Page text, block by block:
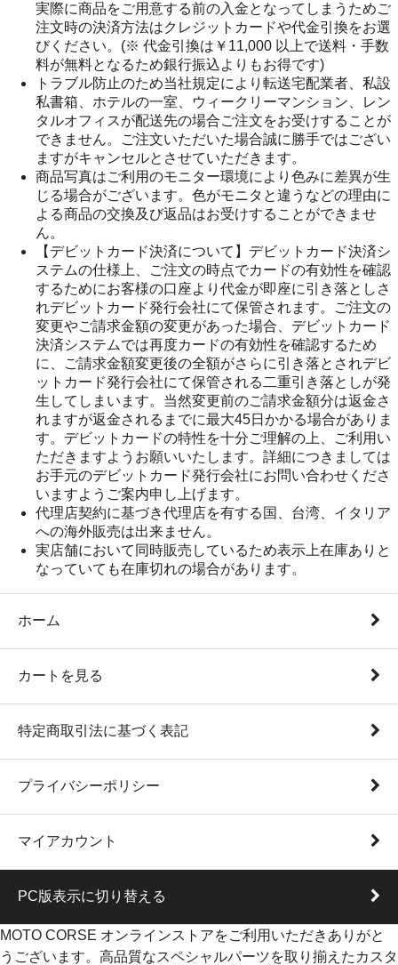
実際に商品をご用意する前の入金となってしまうためご
注文時の決済方法はクレジットカードや代金引換をお選
びください。(※ 代金引換は￥11,000 以上で送料・手数
料が無料となるため銀行振込よりもお得です)
トラブル防止のため当社規定により転送宅配業者、私設
私書箱、ホテルの一室、ウィークリーマンション、レン
タルオフィスが配送先の場合ご注文をお受けすることが
できません。ご注文いただいた場合誠に勝手ではござい
ますがキャンセルとさせていただきます。
商品写真はご利用のモニター環境により色みに差異が生
じる場合がございます。色がモニタと違うなどの理由に
よる商品の交換及び返品はお受けすることができませ
ん。
【デビットカード決済について】デビットカード決済シ
ステムの仕様上、ご注文の時点でカードの有効性を確認
するためにお客様の口座より代金が即座に引き落としさ
れデビットカード発行会社にて保管されます。ご注文の
変更やご請求金額の変更があった場合、デビットカード
決済システムでは再度カードの有効性を確認するため
に、ご請求金額変更後の全額がさらに引き落とされデビ
ットカード発行会社にて保管される二重引き落としが発
生してしまいます。当然変更前のご請求金額分は返金さ
れますが返金されるまでに最大45日かかる場合がありま
す。デビットカードの特性を十分ご理解の上、ご利用い
ただきますようお願いいたします。詳細につきましては
お手元のデビットカード発行会社にお問い合わせくださ
いますようご案内申し上げます。
代理店契約に基づき代理店を有する国、台湾、イタリア
への海外販売は出来ません。
実店舗において同時販売しているため表示上在庫ありと
なっていても在庫切れの場合があります。
ホーム
カートを見る
特定商取引法に基づく表記
プライバシーポリシー
マイアカウント
PC版表示に切り替える
MOTO CORSE オンラインストアをご利用いただきありがと
うございます。高品質なスペシャルパーツを取り揃えたカスタ